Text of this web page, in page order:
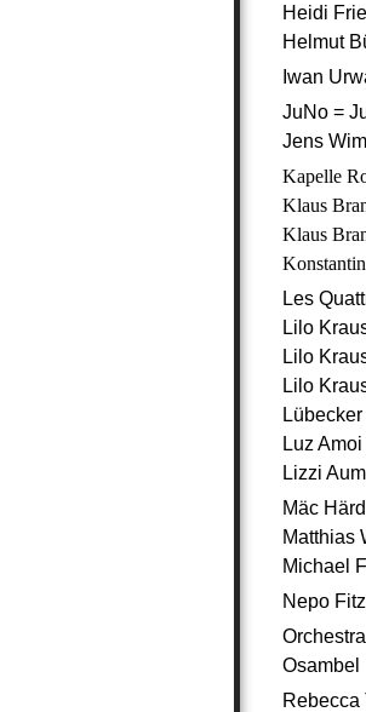
Heidi
Helmut
Iwan
JuNo =
Jens
Kapelle
Klaus
Klaus
Les
Lilo
Lilo
Lilo
Luz Amoi
Lizzi
Mäc
Matthias
Michael
Nepo Fitz
Osambel
Rebecca